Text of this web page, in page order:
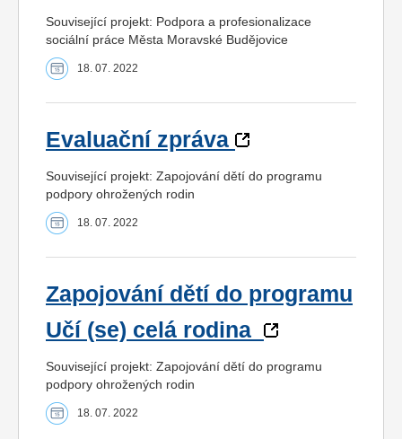
Související projekt: Podpora a profesionalizace
sociální práce Města Moravské Budějovice
18. 07. 2022
Evaluační zpráva
Související projekt: Zapojování dětí do programu
podpory ohrožených rodin
18. 07. 2022
Zapojování dětí do programu
Učí (se) celá rodina
Související projekt: Zapojování dětí do programu
podpory ohrožených rodin
18. 07. 2022